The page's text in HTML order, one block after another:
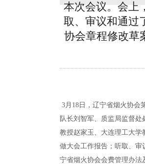
本次会议。会上
取、审议和通过
协会章程修改草
3月18日，辽宁省烟火协会
队长刘智军、质监局监督
教授赵家玉、大连理工大学
做大会工作报告；听取、审
宁省烟火协会会费管理办法